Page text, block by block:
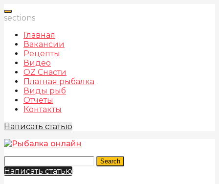
sections
Главная
Вакансии
Рецепты
Видео
OZ Снасти
Платная рыбалка
Виды рыб
Отчеты
Контакты
Написать статью
Search
Написать статью